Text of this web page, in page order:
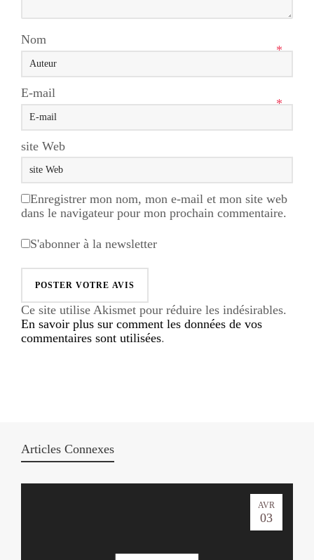
Nom
*
E-mail
*
site Web
Enregistrer mon nom, mon e-mail et mon site web
dans le navigateur pour mon prochain commentaire.
S'abonner à la newsletter
Ce site utilise Akismet pour réduire les indésirables.
En savoir plus sur comment les données de vos
commentaires sont utilisées.
Articles Connexes
AVR
03